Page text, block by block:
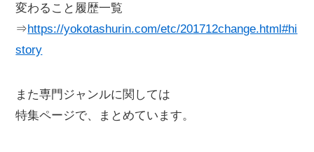
変わること履歴一覧
⇒https://yokotashurin.com/etc/201712change.html#hi
story
また専門ジャンルに関しては
特集ページで、まとめています。